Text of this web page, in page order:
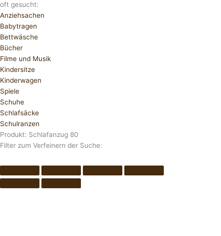
oft gesucht:
Anziehsachen
Babytragen
Bettwäsche
Bücher
Filme und Musik
Kindersitze
Kinderwagen
Spiele
Schuhe
Schlafsäcke
Schulranzen
Produkt: Schlafanzug 80
Filter zum Verfeinern der Suche: